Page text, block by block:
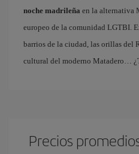
noche madrileña en la alternativa
europeo de la comunidad LGTBI.
barrios de la ciudad, las orillas del
cultural del moderno Matadero…
Precios